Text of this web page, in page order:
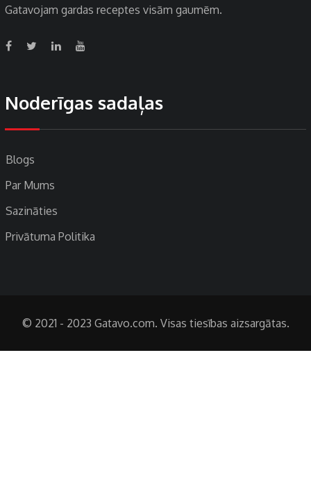
Gatavojam gardas receptes visām gaumēm.
Noderīgas sadaļas
Blogs
Par Mums
Sazināties
Privātuma Politika
© 2021 - 2023 Gatavo.com. Visas tiesības aizsargātas.